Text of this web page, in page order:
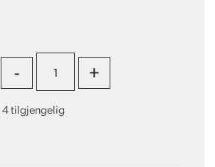
- +
4tilgjengelig